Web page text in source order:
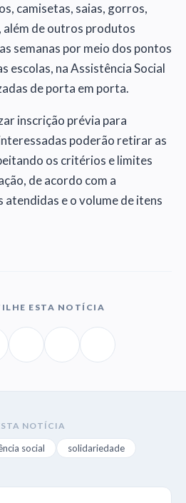
camisetas, saias, gorros,
além de outros produtos
semanas por meio dos pontos
escolas, na Assistência Social
de porta em porta.
inscrição prévia para
poderão retirar as
os critérios e limites
de acordo com a
atendidas e o volume de itens
ESTA NOTÍCIA
NOTÍCIA
social solidariedade